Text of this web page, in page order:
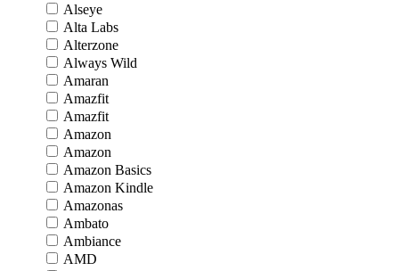
Alseye
Alta Labs
Alterzone
Always Wild
Amaran
Amazfit
Amazfit
Amazon
Amazon
Amazon Basics
Amazon Kindle
Amazonas
Ambato
Ambiance
AMD